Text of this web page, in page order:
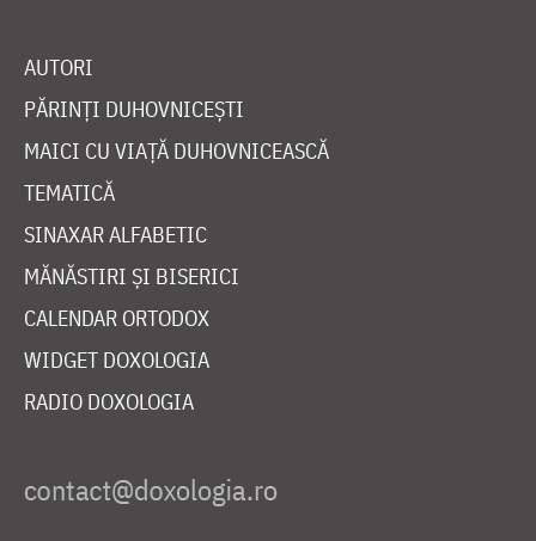
AUTORI
PĂRINȚI DUHOVNICEȘTI
MAICI CU VIAȚĂ DUHOVNICEASCĂ
TEMATICĂ
SINAXAR ALFABETIC
MĂNĂSTIRI ȘI BISERICI
CALENDAR ORTODOX
WIDGET DOXOLOGIA
RADIO DOXOLOGIA